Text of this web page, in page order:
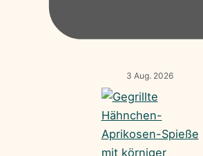
3 Aug. 2026